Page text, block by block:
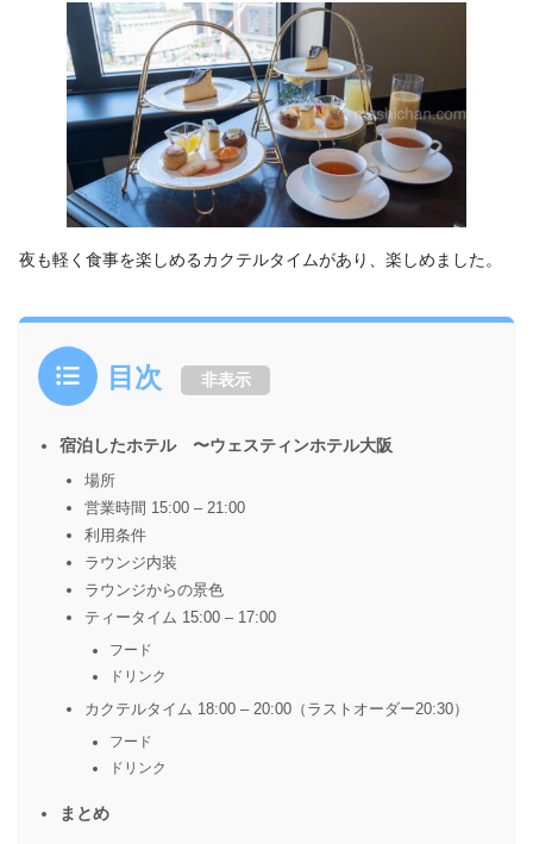
夜も軽く食事を楽しめるカクテルタイムがあり、楽しめました。
目次 非表示
宿泊したホテル 〜ウェスティンホテル大阪
場所
営業時間 15:00 – 21:00
利用条件
ラウンジ内装
ラウンジからの景色
ティータイム 15:00 – 17:00
フード
ドリンク
カクテルタイム 18:00 – 20:00（ラストオーダー20:30）
フード
ドリンク
まとめ